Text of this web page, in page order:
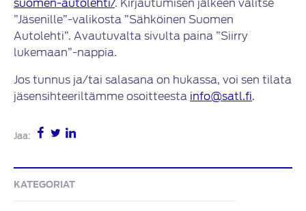
KATEGORIAT
”Jäsenille”-valikosta ”Sähköinen Suomen
Autolehti”. Avautuvalta sivulta paina ”Siirry
lukemaan”-nappia.
Jos tunnus ja/tai salasana on hukassa, voi sen tilata
jäsensihteeriltämme osoitteesta info@satl.fi.
Jaa: